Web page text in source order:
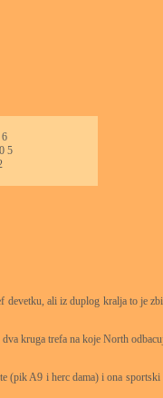
6
5
ali iz duplog kralja to je
kruga trefa na koje North
A9 i herc dama) i ona